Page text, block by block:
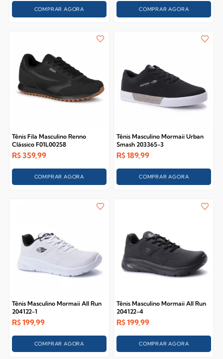
COMPRAR AGORA COMPRAR AGORA
Tênis Fila Masculino Renno
Clássico F01L00258
R$ 359,99
COMPRAR AGORA
Tênis Masculino Mormaii Urban
Smash 203365-3
R$189,99
COMPRAR AGORA
Tênis Masculino Mormaii All Run
204122-1
R$199,99
COMPRAR AGORA
Tênis Masculino Mormaii All Run
204122-4
R$199,99
COMPRAR AGORA